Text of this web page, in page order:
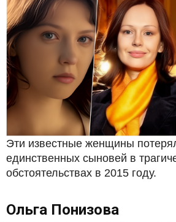
Эти известные женщины
единственных сыновей в
обстоятельствах в 2015 году.
Ольга Понизова